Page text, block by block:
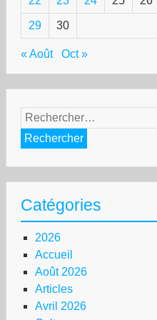
29 30
« Août Oct »
Rechercher :
Catégories
2026
Accueil
Août 2026
Articles
Avril 2026